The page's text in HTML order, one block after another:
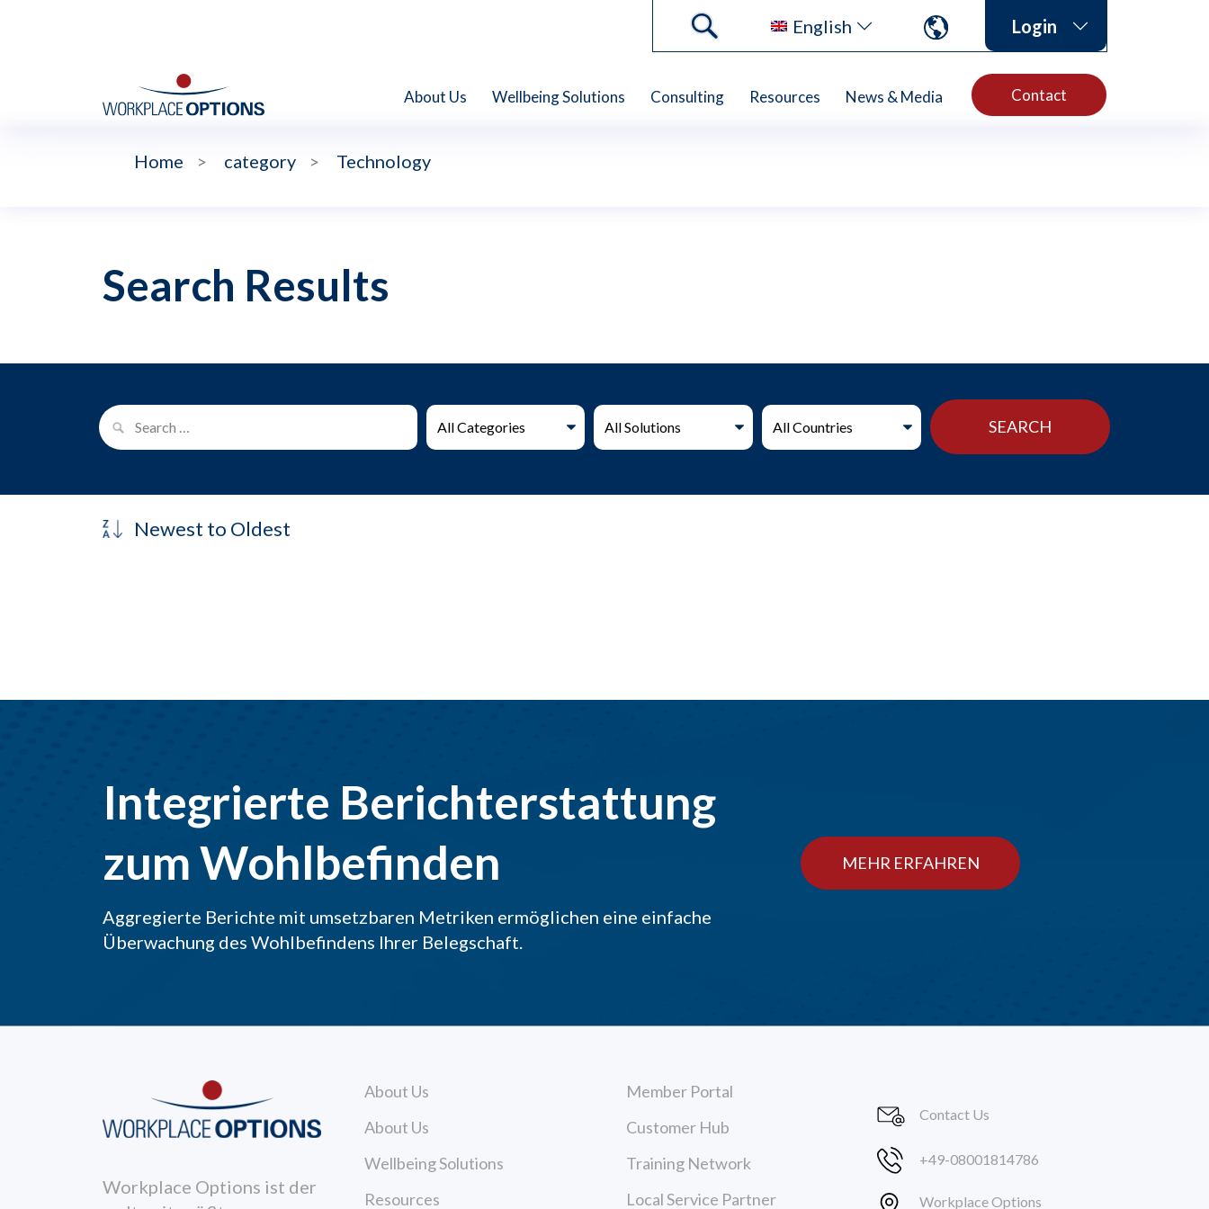
English Login
About Us Wellbeing Solutions Consulting Resources News & Media Contact
Home > category > Technology
Search Results
Integrierte Berichterstattung
zum Wohlbefinden
Aggregierte Berichte mit umsetzbaren Metriken ermöglichen eine einfache
Überwachung des Wohlbefindens Ihrer Belegschaft.
MEHR ERFAHREN
Workplace Options ist der
About Us
About Us
Wellbeing Solutions
Resources
Member Portal
Customer Hub
Training Network
Local Service Partner
Contact Us
+49-08001814786
Workplace Options